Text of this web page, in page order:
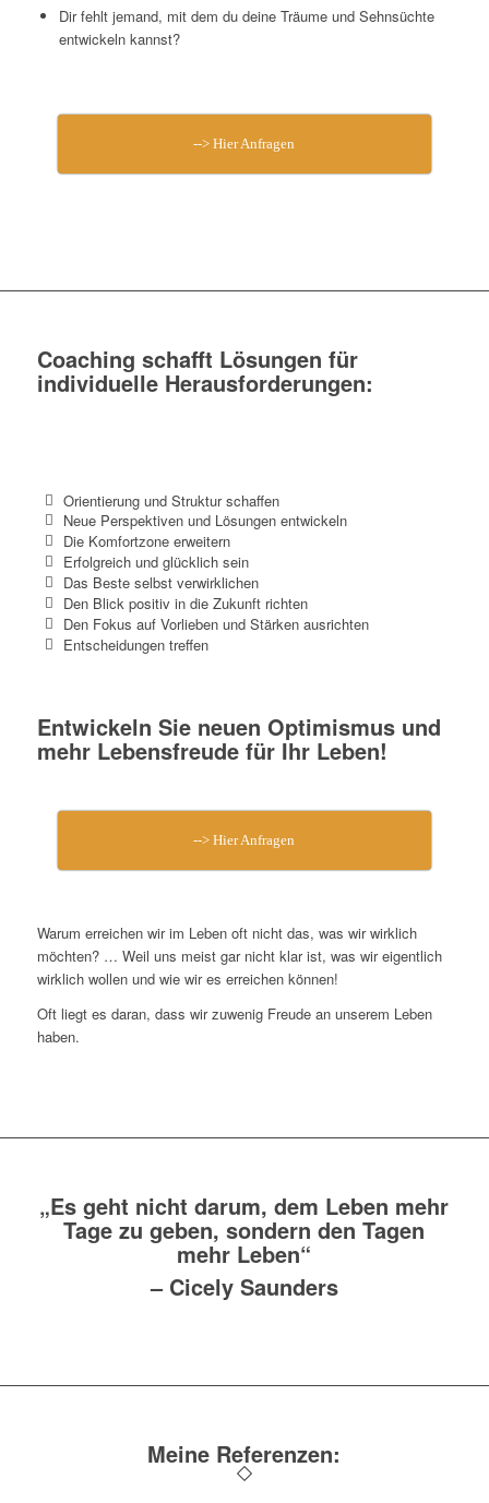
Dir fehlt jemand, mit dem du deine Träume und Sehnsüchte
entwickeln kannst?
--> Hier Anfragen
Coaching schafft Lösungen für
individuelle Herausforderungen:
Orientierung und Struktur schaffen
Neue Perspektiven und Lösungen entwickeln
Die Komfortzone erweitern
Erfolgreich und glücklich sein
Das Beste selbst verwirklichen
Den Blick positiv in die Zukunft richten
Den Fokus auf Vorlieben und Stärken ausrichten
Entscheidungen treffen
Entwickeln Sie neuen Optimismus und
mehr Lebensfreude für Ihr Leben!
--> Hier Anfragen
Warum erreichen wir im Leben oft nicht das, was wir wirklich
möchten? … Weil uns meist gar nicht klar ist, was wir eigentlich
wirklich wollen und wie wir es erreichen können!
Oft liegt es daran, dass wir zuwenig Freude an unserem Leben
haben.
„Es geht nicht darum, dem Leben mehr
Tage zu geben, sondern den Tagen
mehr Leben“
–Cicely Saunders
Meine Referenzen: